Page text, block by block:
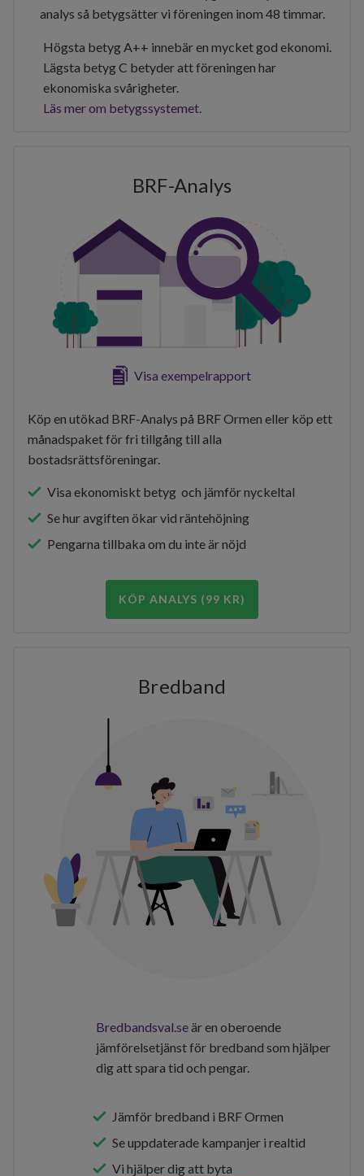
analys så betygsätter vi föreningen inom 48 timmar.
Högsta betyg A++ innebär en mycket god ekonomi.
Lägsta betyg C betyder att föreningen har
ekonomiska svårigheter.
Läs mer om betygssystemet.
BRF-Analys
Visa exempelrapport
Köp en utökad BRF-Analys på BRF Ormen eller köp ett
månadspaket för fri tillgång till alla
bostadsrättsföreningar.
Visa ekonomiskt betyg och jämför nyckeltal
Se hur avgiften ökar vid räntehöjning
Pengarna tillbaka om du inte är nöjd
KÖP ANALYS (99 KR)
Bredband
Bredbandsval.seär en oberoende
jämförelsetjänst för bredband som hjälper
dig att spara tid och pengar.
Jämför bredband i BRF Ormen
Se uppdaterade kampanjer i realtid
Vi hjälper dig att byta